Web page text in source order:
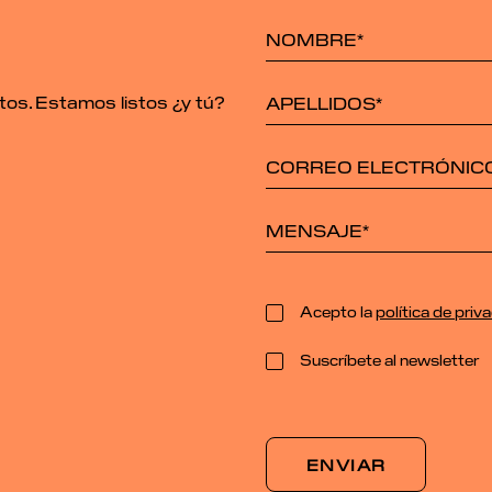
Estamos listos ¿y tú?
Acepto lapolítica de
Suscríbete al newsletter